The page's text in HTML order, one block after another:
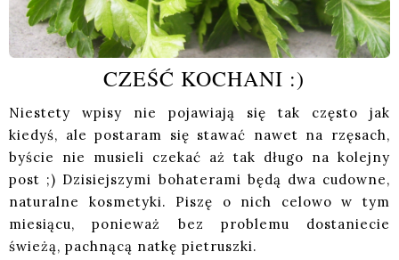
CZEŚĆ KOCHANI :)
Niestety wpisy nie pojawiają się tak często jak
kiedyś, ale postaram się stawać nawet na rzęsach,
byście nie musieli czekać aż tak długo na kolejny
post ;) Dzisiejszymi bohaterami będą dwa cudowne,
naturalne kosmetyki. Piszę o nich celowo w tym
miesiącu, ponieważ bez problemu dostaniecie
świeżą, pachnącą natkę pietruszki.